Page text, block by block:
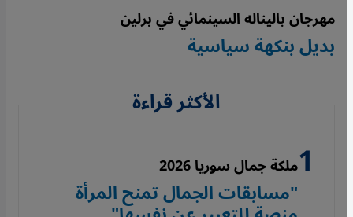
مهرجان باليناله السينمائي في برلين
بديل بنكهة سياسية
الأكثر قراءة
ملكة جمال سوريا 2026
"مسابقات الجمال تمنح المرأة